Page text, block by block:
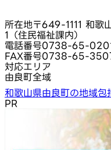
所在地〒649-1111 和歌
1（住民福祉課内）
電話番号0738-65-
FAX番号0738-65-
対応エリア
由良町全域
和歌山県由良町の地域包
PR